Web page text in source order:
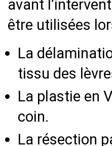
avant
être utilisées
La
tissu des
La plastie en
coin.
La résection